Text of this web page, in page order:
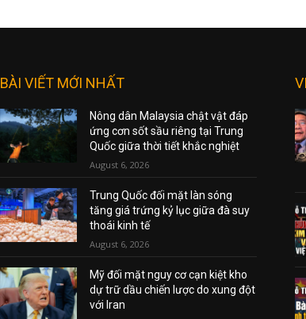
BÀI VIẾT MỚI NHẤT
Nông dân Malaysia chật vật đáp
ứng cơn sốt sầu riêng tại Trung
Quốc giữa thời tiết khắc nghiệt
August 6, 2026
Trung Quốc đối mặt làn sóng
tăng giá trứng kỷ lục giữa đà suy
thoái kinh tế
August 6, 2026
Mỹ đối mặt nguy cơ cạn kiệt kho
dự trữ dầu chiến lược do xung đột
với Iran